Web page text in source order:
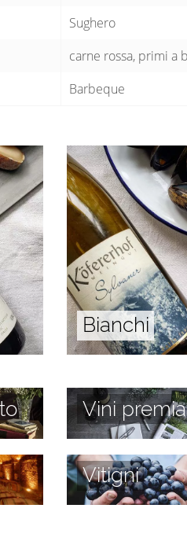
Sughero
carne rossa, primi a
Barbeque
Bianchi
Vini
Vitigni